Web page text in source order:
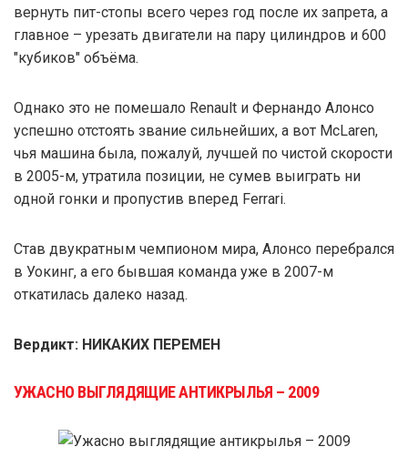
вернуть пит-стопы всего через год после их запрета, а
главное – урезать двигатели на пару цилиндров и 600
"кубиков" объёма.
Однако это не помешало Renault и Фернандо Алонсо
успешно отстоять звание сильнейших, а вот McLaren,
чья машина была, пожалуй, лучшей по чистой скорости
в 2005-м, утратила позиции, не сумев выиграть ни
одной гонки и пропустив вперед Ferrari.
Став двукратным чемпионом мира, Алонсо перебрался
в Уокинг, а его бывшая команда уже в 2007-м
откатилась далеко назад.
Вердикт: НИКАКИХ ПЕРЕМЕН
УЖАСНО ВЫГЛЯДЯЩИЕ АНТИКРЫЛЬЯ – 2009